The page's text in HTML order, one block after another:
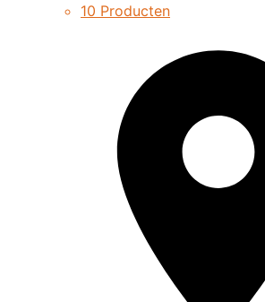
10 Producten